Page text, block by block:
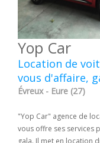
Yop Car
Location de
vous d'affaire,
Évreux - Eure (27)
"Yop Car" agence de
vous offre ses services
gala. Il met en location